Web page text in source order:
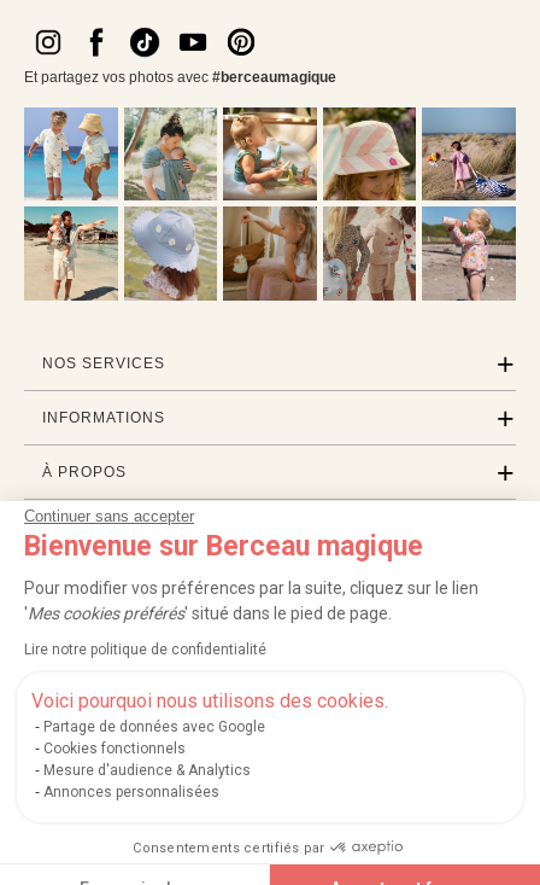
Continuer sans accepter
Bienvenue sur Berceau magique
Pour modifier vos préférences par la suite, cliquez sur le lien
'Mes cookies préférés' situé dans le pied de page.
Lire notre politique de confidentialité
Voici pourquoi nous utilisons des cookies.
Partage de données avec Google
Cookies fonctionnels
Mesure d'audience & Analytics
Annonces personnalisées
Consentements certifiés par
Ajouter au panier
Et partagez vos photos avec #berceaumagique
NOS SERVICES
INFORMATIONS
À PROPOS
PROFESSIONNELS
LISTES CADEAUX
Service après-vente| FAQ |Rappels de produits|Protection des données
Mentions légales et crédits Conditions générales de ventes
Nos moyens de paiement sécurisés
Exauceur de souhaits© 2004-2026